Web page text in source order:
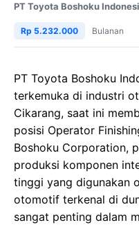
PT Toyota Boshoku
Rp 5.232.000 Bulanan
PT Toyota Boshoku
terkemuka di industri
Cikarang, saat ini
posisi Operator
Boshoku Corporation,
produksi komponen
tinggi yang digunakan
otomotif terkenal di
sangat penting dalam